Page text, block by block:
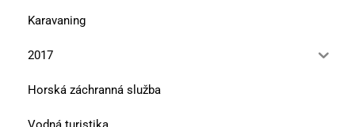
Karavaning
2017
Horská záchranná služba